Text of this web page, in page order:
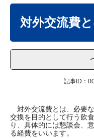
対外交流費
記事ID：
対外交流費とは、必要
交換を目的として行う飲
り、具体的には懇談会、
る経費をいいます。